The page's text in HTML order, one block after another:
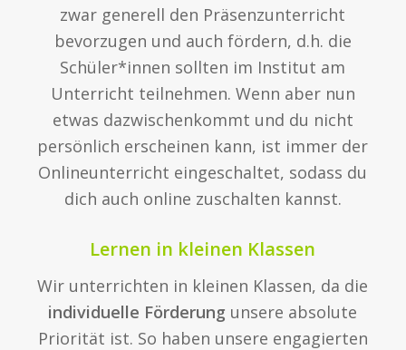
zwar generell den Präsenzunterricht
bevorzugen und auch fördern, d.h. die
Schüler*innen sollten im Institut am
Unterricht teilnehmen. Wenn aber nun
etwas dazwischenkommt und du nicht
persönlich erscheinen kann, ist immer der
Onlineunterricht eingeschaltet, sodass du
dich auch online zuschalten kannst.
Lernen in kleinen Klassen
Wir unterrichten in kleinen Klassen, da die
individuelle Förderung unsere absolute
Priorität ist. So haben unsere engagierten